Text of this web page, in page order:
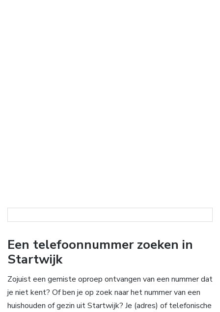
Een telefoonnummer zoeken in
Startwijk
Zojuist een gemiste oproep ontvangen van een nummer dat
je niet kent? Of ben je op zoek naar het nummer van een
huishouden of gezin uit Startwijk? Je (adres) of telefonische